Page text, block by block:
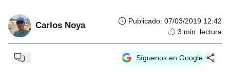
Carlos Noya Publicado: 07/03/2019 12:42
3 min. lectura
Síguenos en Google